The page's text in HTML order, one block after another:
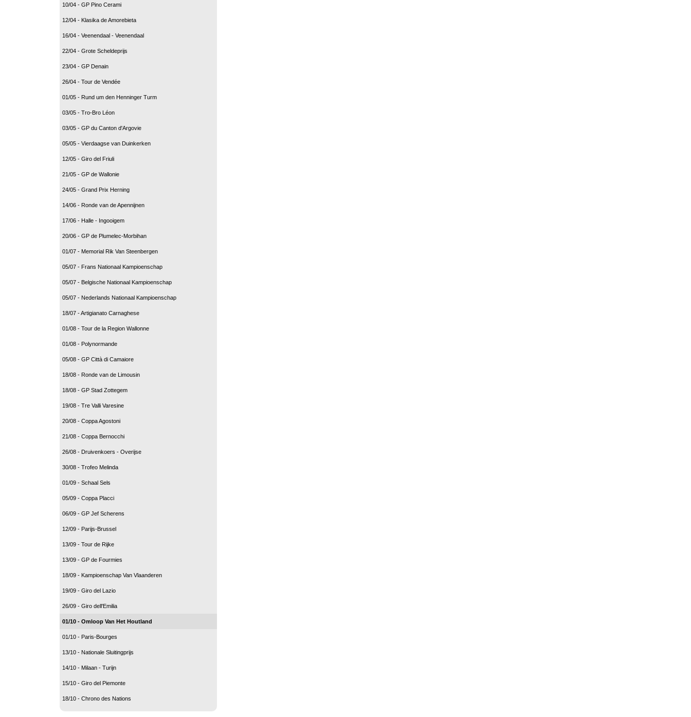
10/04 - GP Pino Cerami
12/04 - Klasika de Amorebieta
16/04 - Veenendaal - Veenendaal
22/04 - Grote Scheldeprijs
23/04 - GP Denain
26/04 - Tour de Vendée
01/05 - Rund um den Henninger Turm
03/05 - Tro-Bro Léon
03/05 - GP du Canton d'Argovie
05/05 - Vierdaagse van Duinkerken
12/05 - Giro del Friuli
21/05 - GP de Wallonie
24/05 - Grand Prix Herning
14/06 - Ronde van de Apennijnen
17/06 - Halle - Ingooigem
20/06 - GP de Plumelec-Morbihan
01/07 - Memorial Rik Van Steenbergen
05/07 - Frans Nationaal Kampioenschap
05/07 - Belgische Nationaal Kampioenschap
05/07 - Nederlands Nationaal Kampioenschap
18/07 - Artigianato Carnaghese
01/08 - Tour de la Region Wallonne
01/08 - Polynormande
05/08 - GP Città di Camaiore
18/08 - Ronde van de Limousin
18/08 - GP Stad Zottegem
19/08 - Tre Valli Varesine
20/08 - Coppa Agostoni
21/08 - Coppa Bernocchi
26/08 - Druivenkoers - Overijse
30/08 - Trofeo Melinda
01/09 - Schaal Sels
05/09 - Coppa Placci
06/09 - GP Jef Scherens
12/09 - Parijs-Brussel
13/09 - Tour de Rijke
13/09 - GP de Fourmies
18/09 - Kampioenschap Van Vlaanderen
19/09 - Giro del Lazio
26/09 - Giro dell'Emilia
01/10 - Omloop Van Het Houtland
01/10 - Paris-Bourges
13/10 - Nationale Sluitingprijs
14/10 - Milaan - Turijn
15/10 - Giro del Piemonte
18/10 - Chrono des Nations